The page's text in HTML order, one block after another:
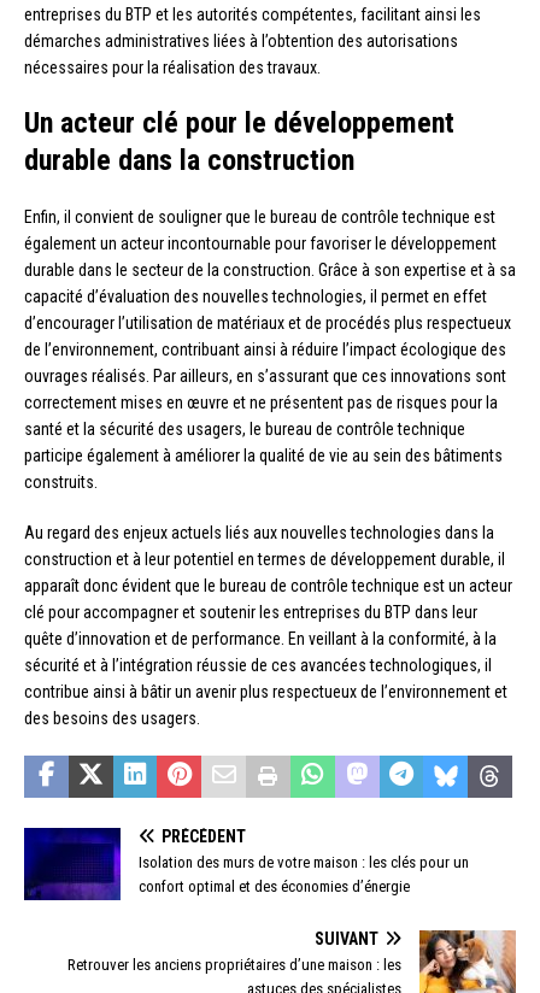
entreprises du BTP et les autorités compétentes, facilitant ainsi les
démarches administratives liées à l’obtention des autorisations
nécessaires pour la réalisation des travaux.
Un acteur clé pour le développement
durable dans la construction
Enfin, il convient de souligner que le bureau de contrôle technique est
également un acteur incontournable pour favoriser le développement
durable dans le secteur de la construction. Grâce à son expertise et à sa
capacité d’évaluation des nouvelles technologies, il permet en effet
d’encourager l’utilisation de matériaux et de procédés plus respectueux
de l’environnement, contribuant ainsi à réduire l’impact écologique des
ouvrages réalisés. Par ailleurs, en s’assurant que ces innovations sont
correctement mises en œuvre et ne présentent pas de risques pour la
santé et la sécurité des usagers, le bureau de contrôle technique
participe également à améliorer la qualité de vie au sein des bâtiments
construits.
Au regard des enjeux actuels liés aux nouvelles technologies dans la
construction et à leur potentiel en termes de développement durable, il
apparaît donc évident que le bureau de contrôle technique est un acteur
clé pour accompagner et soutenir les entreprises du BTP dans leur
quête d’innovation et de performance. En veillant à la conformité, à la
sécurité et à l’intégration réussie de ces avancées technologiques, il
contribue ainsi à bâtir un avenir plus respectueux de l’environnement et
des besoins des usagers.
PRÉCÉDENT
Isolation des murs de votre maison : les clés pour un
confort optimal et des économies d’énergie
SUIVANT
Retrouver les anciens propriétaires d’une maison : les
astuces des spécialistes